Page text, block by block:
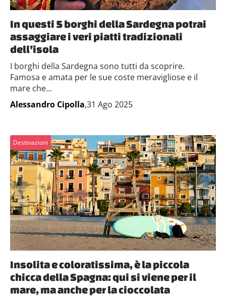
In questi 5 borghi della Sardegna potrai
assaggiare i veri piatti tradizionali
dell’isola
I borghi della Sardegna sono tutti da scoprire.
Famosa e amata per le sue coste meravigliose e il
mare che...
Alessandro Cipolla,31 Ago 2025
Destinazioni
Insolita e coloratissima, è la piccola
chicca della Spagna: qui si viene per il
mare, ma anche per la cioccolata